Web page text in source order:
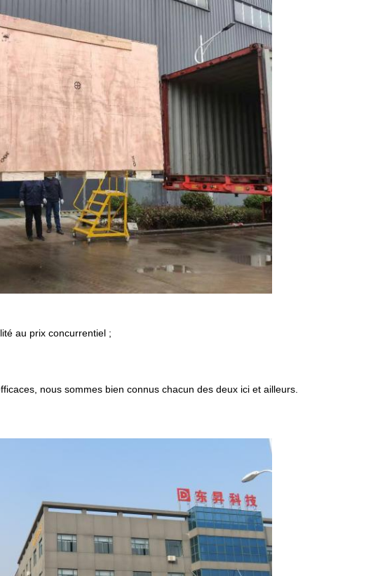
au prix concurrentiel ;
nous sommes bien connus chacun des deux ici et ailleurs.